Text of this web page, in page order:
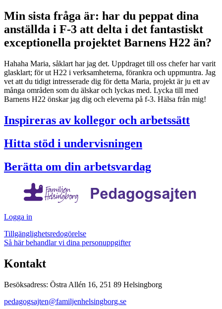
Min sista fråga är: har du peppat dina
anställda i F-3 att delta i det fantastiskt
exceptionella projektet Barnens H22 än?
Hahaha Maria, såklart har jag det. Uppdraget till oss chefer har varit
glasklart; för ut H22 i verksamheterna, förankra och uppmuntra. Jag
vet att du tidigt intresserade dig för detta Maria, projekt är ju ett av
många områden som du älskar och lyckas med. Lycka till med
Barnens H22 önskar jag dig och eleverna på f-3. Hälsa från mig!
Inspireras av kollegor och arbetssätt
Hitta stöd i undervisningen
Berätta om din arbetsvardag
Logga in
Tillgänglighetsredogörelse
Så här behandlar vi dina personuppgifter
Kontakt
Besöksadress: Östra Allén 16, 251 89 Helsingborg
pedagogsajten@familjenhelsingborg.se